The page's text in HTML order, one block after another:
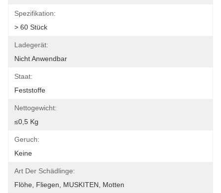
Spezifikation:
> 60 Stück
Ladegerät:
Nicht Anwendbar
Staat:
Feststoffe
Nettogewicht:
≤0,5 Kg
Geruch:
Keine
Art Der Schädlinge:
Flöhe, Fliegen, MUSKITEN, Motten